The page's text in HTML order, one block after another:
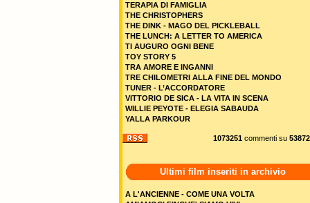
TERAPIA DI FAMIGLIA
THE CHRISTOPHERS
THE DINK - MAGO DEL PICKLEBALL
THE LUNCH: A LETTER TO AMERICA
TI AUGURO OGNI BENE
TOY STORY 5
TRA AMORE E INGANNI
TRE CHILOMETRI ALLA FINE DEL MONDO
TUNER - L’ACCORDATORE
VITTORIO DE SICA - LA VITA IN SCENA
WILLIE PEYOTE - ELEGIA SABAUDA
YALLA PARKOUR
1073251 commenti su 53872
Ultimi film inseriti in archivio
A L'ANCIENNE - COME UNA VOLTA